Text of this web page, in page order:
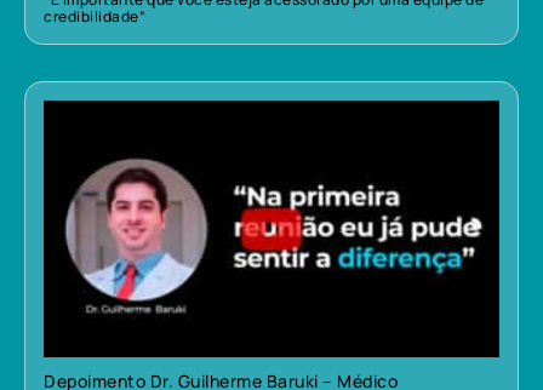
credibilidade”
Depoimento Dr. Guilherme Baruki – Médico